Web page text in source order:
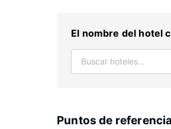
El nombre del hotel
Puntos de